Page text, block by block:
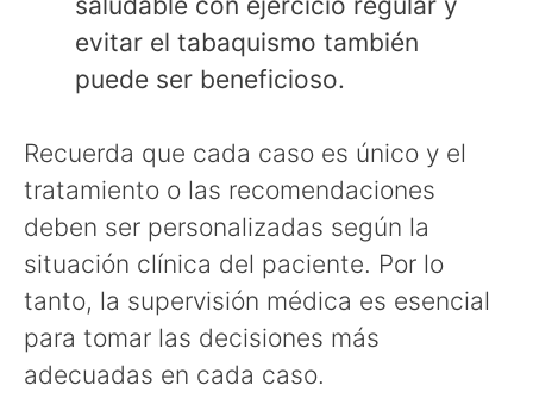
evitar el tabaquismo también
puede ser beneficioso.
Recuerda que cada caso es único y el
tratamiento o las recomendaciones
deben ser personalizadas según la
situación clínica del paciente. Por lo
tanto, la supervisión médica es esencial
para tomar las decisiones más
adecuadas en cada caso.